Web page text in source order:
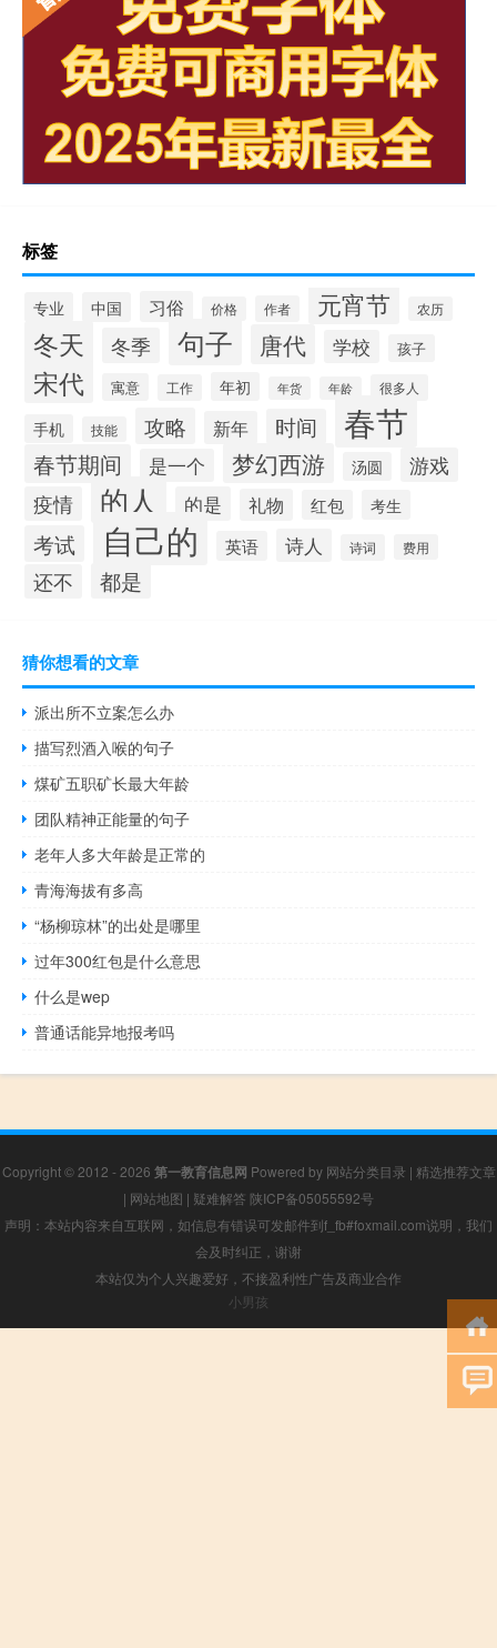
标签
专业 中国 习俗 价格 作者 元宵节 农历
冬天 冬季 句子 唐代 学校 孩子
宋代 寓意 工作 年初 年货 年龄 很多人
手机 技能 攻略 新年 时间 春节
春节期间 是一个 梦幻西游 汤圆
游戏
疫情
的人 的是 礼物 红包 考生
考试 自己的 英语 诗人 诗词 费用
还不 都是
猜你想看的文章
派出所不立案怎么办
描写烈酒入喉的句子
煤矿五职矿长最大年龄
团队精神正能量的句子
老年人多大年龄是正常的
青海海拔有多高
“杨柳琼林”的出处是哪里
过年300红包是什么意思
什么是wep
普通话能异地报考吗
Copyright © 2012 - 2026 第一教育信息网 Powered by 网站分类目录 | 精选推荐文章
| 网站地图 | 疑难解答 陕ICP备05055592号
声明：本站内容来自互联网，如信息有错误可发邮件到f_fb#foxmail.com说明，我们
会及时纠正，谢谢
本站仅为个人兴趣爱好，不接盈利性广告及商业合作
小男孩